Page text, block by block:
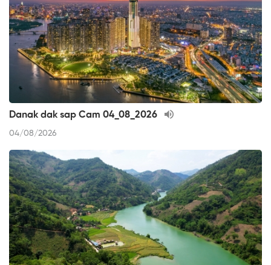
Danak dak sap Cam 04_08_2026
04/08/2026